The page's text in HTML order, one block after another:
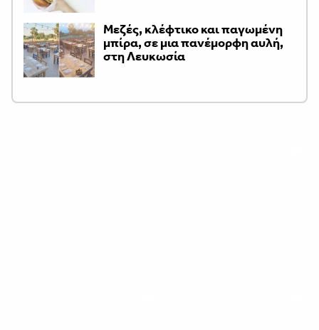
Μεζές, κλέφτικο και παγωμένη
μπίρα, σε μια πανέμορφη αυλή,
στη Λευκωσία